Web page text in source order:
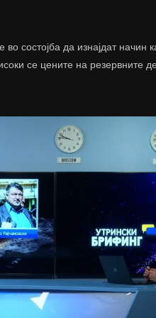
состојба да изнајдат начин
се цените на резервните